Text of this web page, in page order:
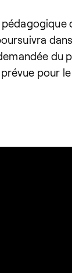
dans
du
pour le